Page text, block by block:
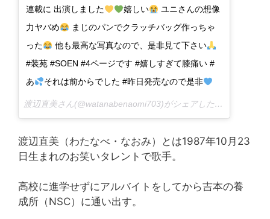
連載に 出演しました
嬉しい
ユニさんの想像
力ヤバめ
まじのパンでクラッチバッグ作っちゃ
った
他も最高な写真なので、是非見て下さい
#装苑 #SOEN #4ページです #嬉しすぎて膝痛い #
あ
それは前からでした #昨日発売なので是非
渡辺直美さん(@watanabenaomi703)がシェアした投稿 –
渡辺直美（わたなべ・なおみ）とは1987年10月23
日生まれのお笑いタレントで歌手。
高校に進学せずにアルバイトをしてから吉本の養
成所（NSC）に通い出す。